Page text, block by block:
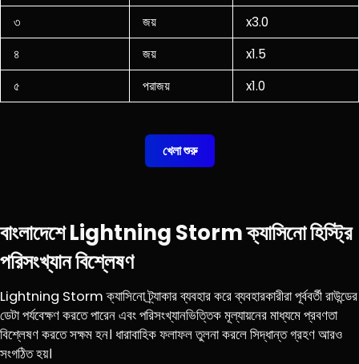
৩
জয়
x3.0
৪
জয়
x1.5
৫
পরাজয় x1.0
খেলা শুরু
বাংলাদেশে Lightning Storm ক্যাসিনো হিস্ট্রি
পরিসংখ্যান বিশ্লেষণ
Lightning Storm ক্যাসিনো ট্র্যাকার ব্যবহার করে ব্যবহারকারীরা পূর্ববর্তী রাউন্ডের
ডেটা পর্যবেক্ষণ করতে পারেন এবং পরিসংখ্যানভিত্তিক মূল্যায়নের মাধ্যমে প্রবণতা
বিশ্লেষণ করতে সক্ষম হন। ধারাবাহিক ফলাফল তুলনা করলে সিদ্ধান্ত গ্রহণ আরও
সংগঠিত হয়।